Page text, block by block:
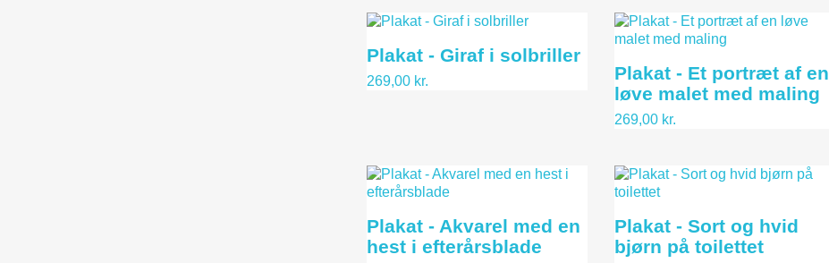
Plakat - Giraf i solbriller
269,00 kr.
Plakat - Et portræt af en
løve malet med maling
269,00 kr.
Plakat - Akvarel med en
hest i efterårsblade
Plakat - Sort og hvid
bjørn på toilettet